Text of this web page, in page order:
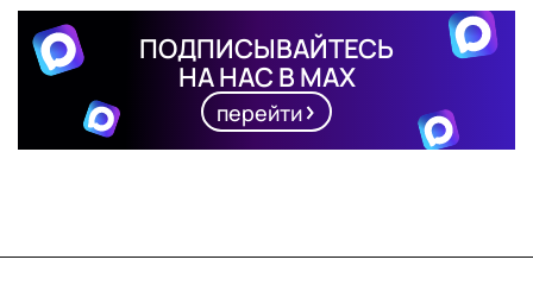
ПОДПИСЫВАЙТЕСЬ
НА НАС В MAX
перейти